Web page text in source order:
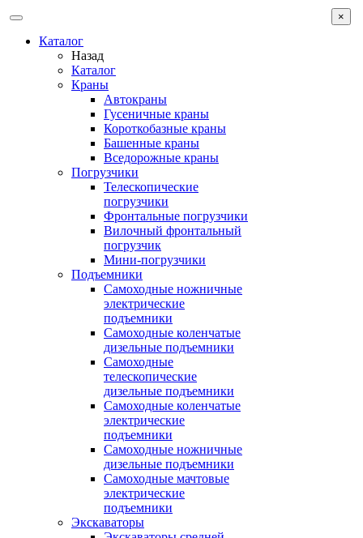
Каталог
Назад
Каталог
Краны
Автокраны
Гусеничные краны
Короткобазные краны
Башенные краны
Вcедорожные краны
Погрузчики
Телескопические
погрузчики
Фронтальные погрузчики
Вилочный фронтальный
погрузчик
Мини-погрузчики
Подъемники
Самоходные ножничные
электрические
подъемники
Самоходные коленчатые
дизельные подъемники
Самоходные
телескопические
дизельные подъемники
Самоходные коленчатые
электрические
подъемники
Самоходные ножничные
дизельные подъемники
Самоходные мачтовые
электрические
подъемники
Экскаваторы
×